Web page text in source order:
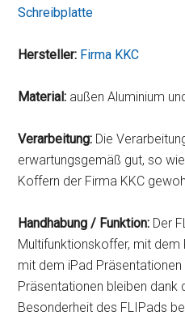
Schreibplatte
Hersteller: Firma KKC
Material: außen Aluminium
Verarbeitung: Die
erwartungsgemäß gut, so
Koffern der Firma KKC
Handhabung / Funktion: Der
Multifunktionskoffer, mit
mit dem iPad
Präsentationen bleiben dank
Besonderheit des FLIPads